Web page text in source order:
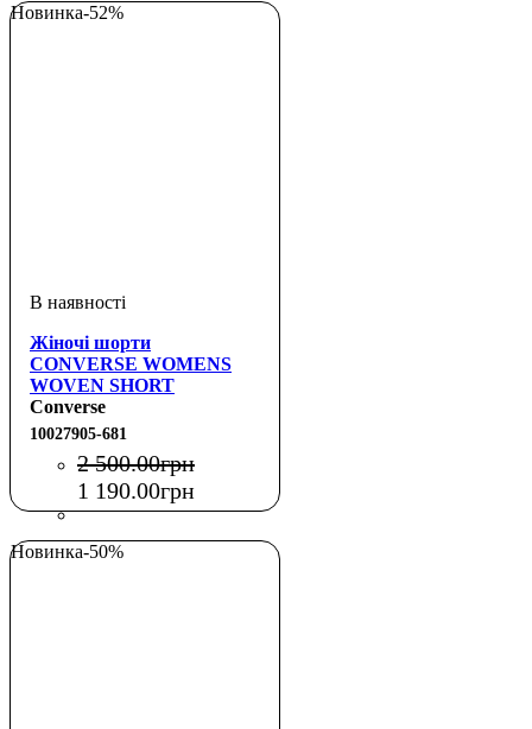
Новинка-52%
Жіночі шорти
CONVERSE WOMENS
WOVEN SHORT
Converse
10027905-681
2 500.00грн
1 190.00грн
Новинка-50%